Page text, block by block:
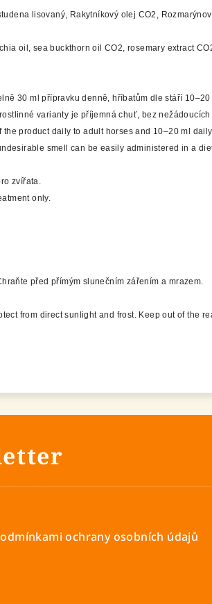
lisovaný, Rakytníkový olej CO2,
oil, sea buckthorn oil CO2, rosemary extract
30 ml přípravku denně, hříbatům dle stáří 10–20
varianty je příjemná chuť, bez
the product daily to adult horses and 10–20 ml
smell can be easily administered in a
zvířata.
only.
před přímým slunečním zářením a mrazem.
from direct sunlight and frost. Keep out of the
ochrany osobních údajů